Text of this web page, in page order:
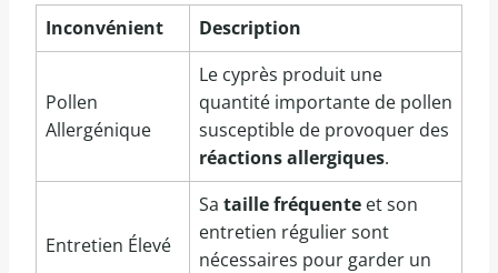
Inconvénient Description
Pollen
Allergénique
Le cyprès produit une
quantité importante de pollen
susceptible de provoquer des
réactions allergiques.
Entretien Élevé
Sa taille fréquente et son
entretien régulier sont
nécessaires pour garder un